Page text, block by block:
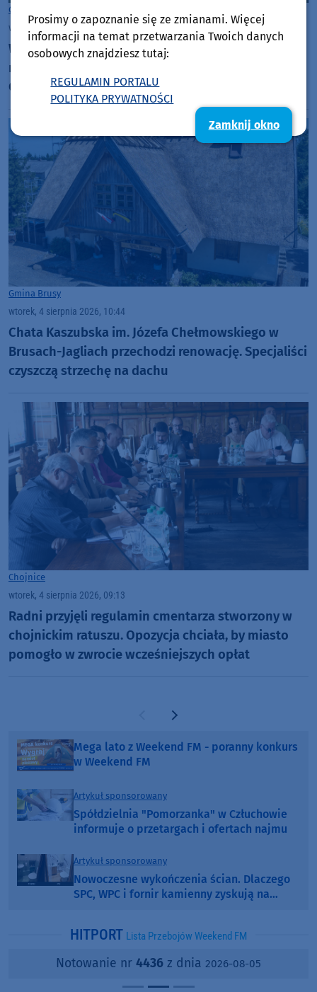
Gmina Czersk
wtorek, 4 sierpnia 2026, 11:31
W czwartek (6.08) dzień otwarty na budowie
mieszkań Społecznej Inicjatywy Mieszkaniowej w
Czersku
Gmina Brusy
wtorek, 4 sierpnia 2026, 10:44
Chata Kaszubska im. Józefa Chełmowskiego w
Brusach-Jagliach przechodzi renowację. Specjaliści
czyszczą strzechę na dachu
Chojnice
wtorek, 4 sierpnia 2026, 09:13
Radni przyjęli regulamin cmentarza stworzony w
chojnickim ratuszu. Opozycja chciała, by miasto
pomogło w zwrocie wcześniejszych opłat
Poprzednia strona
Następna strona
Mega lato z Weekend FM - poranny konkurs
w Weekend FM
Artykuł sponsorowany
Spółdzielnia "Pomorzanka" w Człuchowie
informuje o przetargach i ofertach najmu
Artykuł sponsorowany
Nowoczesne wykończenia ścian. Dlaczego
SPC, WPC i fornir kamienny zyskują na
HITPORT Lista Przebojów Weekend FM
Notowanie nr 4436 z dnia 2026-08-05
Prosimy o zapoznanie się ze zmianami. Więcej
informacji na temat przetwarzania Twoich danych
osobowych znajdziesz tutaj:
REGULAMIN PORTALU
POLITYKA PRYWATNOŚCI
Zamknij okno